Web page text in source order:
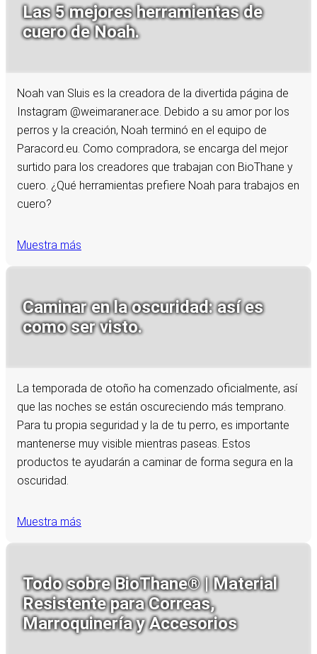
Las 5 mejores herramientas de
cuero de Noah.
Noah van Sluis es la creadora de la divertida página de
Instagram @weimaraner.ace. Debido a su amor por los
perros y la creación, Noah terminó en el equipo de
Paracord.eu. Como compradora, se encarga del mejor
surtido para los creadores que trabajan con BioThane y
cuero. ¿Qué herramientas prefiere Noah para trabajos en
cuero?
Muestra más
Caminar en la oscuridad: así es
como ser visto.
La temporada de otoño ha comenzado oficialmente, así
que las noches se están oscureciendo más temprano.
Para tu propia seguridad y la de tu perro, es importante
mantenerse muy visible mientras paseas. Estos
productos te ayudarán a caminar de forma segura en la
oscuridad.
Muestra más
Todo sobre BioThane® | Material
Resistente para Correas,
Marroquinería y Accesorios